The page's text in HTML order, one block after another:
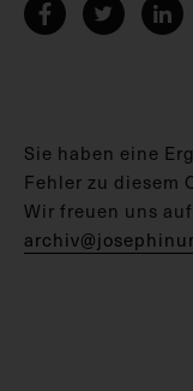
Sie haben eine
Fehler zu diesem
Wir freuen uns